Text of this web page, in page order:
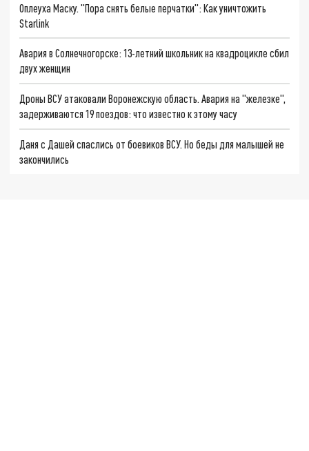
Оплеуха Маску. "Пора снять белые перчатки": Как уничтожить
Starlink
Авария в Солнечногорске: 13-летний школьник на квадроцикле сбил
двух женщин
Дроны ВСУ атаковали Воронежскую область. Авария на "железке",
задерживаются 19 поездов: что известно к этому часу
Даня с Дашей спаслись от боевиков ВСУ. Но беды для малышей не
закончились